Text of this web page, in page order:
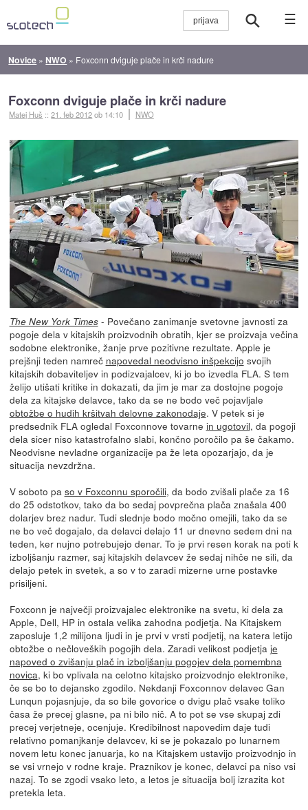
☰
Novice » NWO » Foxconn dviguje plače in krči nadure
Foxconn dviguje plače in krči nadure
Matej Huš ::21. feb 2012ob 14:10 NWO
The New York Times- Povečano zanimanje svetovne javnosti za
pogoje dela v kitajskih proizvodnih obratih, kjer se proizvaja večina
sodobne elektronike, žanje prve pozitivne rezultate. Apple je
prejšnji teden namreč napovedal neodvisno inšpekcijo svojih
kitajskih dobaviteljev in podizvajalcev, ki jo bo izvedla FLA. S tem
želijo utišati kritike in dokazati, da jim je mar za dostojne pogoje
dela za kitajske delavce, tako da se ne bodo več pojavljale
obtožbe o hudih kršitvah delovne zakonodaje. V petek si je
predsednik FLA ogledal Foxconnove tovarne in ugotovil, da pogoji
dela sicer niso katastrofalno slabi, končno poročilo pa še čakamo.
Neodvisne nevladne organizacije pa že leta opozarjajo, da je
situacija nevzdržna.
V soboto pa so v Foxconnu sporočili, da bodo zvišali plače za 16
do 25 odstotkov, tako da bo sedaj povprečna plača znašala 400
dolarjev brez nadur. Tudi slednje bodo močno omejili, tako da se
ne bo več dogajalo, da delavci delajo 11 ur dnevno sedem dni na
teden, ker nujno potrebujejo denar. To je prvi resen korak na poti k
izboljšanju razmer, saj kitajskih delavcev že sedaj nihče ne sili, da
delajo petek in svetek, a so v to zaradi mizerne urne postavke
prisiljeni.
Foxconn je največji proizvajalec elektronike na svetu, ki dela za
Apple, Dell, HP in ostala velika zahodna podjetja. Na Kitajskem
zaposluje 1,2 milijona ljudi in je prvi v vrsti podjetij, na katera letijo
obtožbe o nečloveških pogojih dela. Zaradi velikost podjetja je
napoved o zvišanju plač in izboljšanju pogojev dela pomembna
novica, ki bo vplivala na celotno kitajsko proizvodnjo elektronike,
če se bo to dejansko zgodilo. Nekdanji Foxconnov delavec Gan
Lunqun pojasnjuje, da so bile govorice o dvigu plač vsake toliko
časa že precej glasne, pa ni bilo nič. A to pot se vse skupaj zdi
precej verjetneje, ocenjuje. Kredibilnost napovedim daje tudi
relativno pomanjkanje delavcev, ki se je pokazalo po lunarnem
novem letu konec januarja, ko na Kitajskem ustavijo proizvodnjo in
se vsi vrnejo v rodne kraje. Praznikov je konec, delavci pa niso vsi
nazaj. To se zgodi vsako leto, a letos je situacija bolj izrazita kot
pretekla leta.